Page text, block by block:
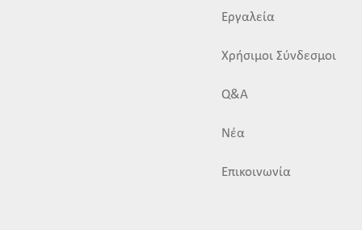
Εργαλεία
Χρήσιμοι Σύνδεσμοι
Q&A
Νέα
Επικοινωνία